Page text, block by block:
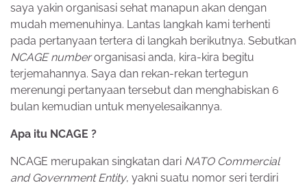
saya yakin organisasi sehat manapun akan dengan
mudah memenuhinya. Lantas langkah kami terhenti
pada pertanyaan tertera di langkah berikutnya. Sebutkan
NCAGE numberorganisasi anda, kira-kira begitu
terjemahannya. Saya dan rekan-rekan tertegun
merenungi pertanyaan tersebut dan menghabiskan 6
bulan kemudian untuk menyelesaikannya.
Apa itu NCAGE ?
NCAGE merupakan singkatan dari NATO Commercial
and Government Entity, yakni suatu nomor seri terdiri